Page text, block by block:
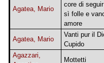
Agatea, Mario
core di
sì folle e
amore
Agatea, Mario
Vanti pur il
Cupido
Agazzari,
Mottetti